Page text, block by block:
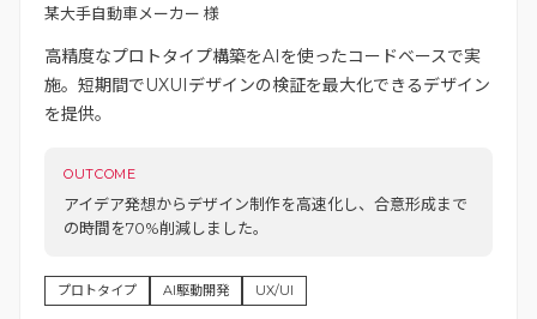
某大手自動車メーカー 様
高精度なプロトタイプ構築をAIを使ったコードベースで実
施。短期間でUXUIデザインの検証を最大化できるデザイン
を提供。
OUTCOME
アイデア発想からデザイン制作を高速化し、合意形成まで
の時間を70%削減しました。
プロトタイプ AI駆動開発 UX/UI